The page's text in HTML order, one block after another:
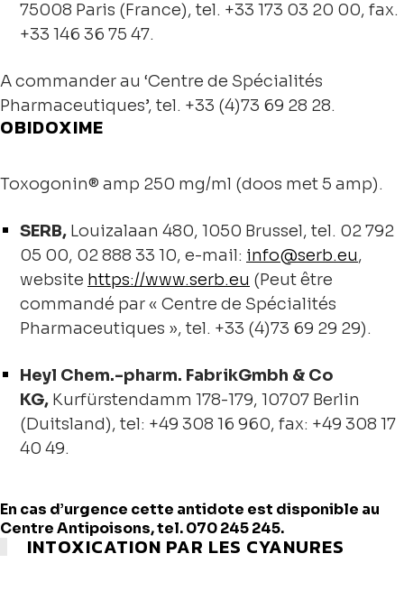
75008 Paris (France), tel. +33 173 03 20 00, fax.
+33 146 36 75 47.
A commander au ‘Centre de Spécialités
Pharmaceutiques’, tel. +33 (4)73 69 28 28.
OBIDOXIME
Toxogonin® amp 250 mg/ml (doos met 5 amp).
SERB, Louizalaan 480, 1050 Brussel, tel. 02 792
05 00, 02 888 33 10, e-mail: info@serb.eu,
website https://www.serb.eu (Peut être
commandé par « Centre de Spécialités
Pharmaceutiques », tel. +33 (4)73 69 29 29).
Heyl Chem.-pharm. FabrikGmbh & Co
KG, Kurfürstendamm 178-179, 10707 Berlin
(Duitsland), tel: +49 308 16 960, fax: +49 308 17
40 49.
En cas d’urgence cette antidote est disponible au
Centre Antipoisons, tel. 070 245 245.
INTOXICATION PAR LES CYANURES